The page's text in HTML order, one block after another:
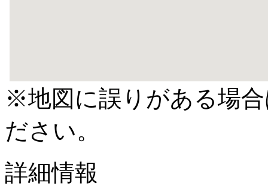
※地図に誤りがある場
ださい。
詳細情報